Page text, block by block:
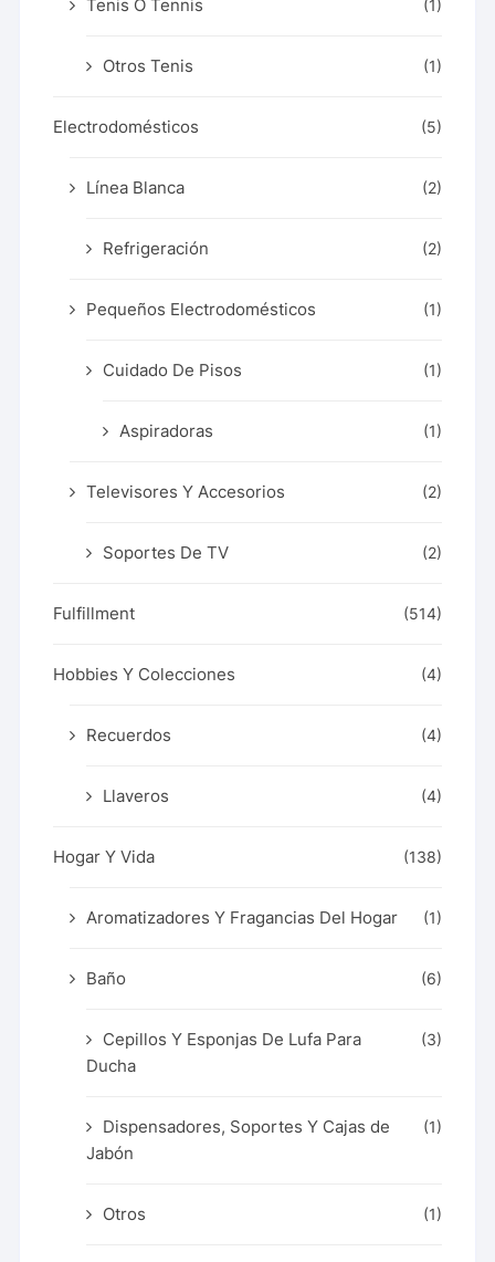
Tenis O Tennis (1)
Otros Tenis (1)
Electrodomésticos (5)
Línea Blanca (2)
Refrigeración (2)
Pequeños Electrodomésticos (1)
Cuidado De Pisos (1)
Aspiradoras (1)
Televisores Y Accesorios (2)
Soportes De TV (2)
Fulfillment (514)
Hobbies Y Colecciones (4)
Recuerdos (4)
Llaveros (4)
Hogar Y Vida (138)
Aromatizadores Y Fragancias Del Hogar (1)
Baño (6)
Cepillos Y Esponjas De Lufa Para
Ducha
(3)
Dispensadores, Soportes Y Cajas de
Jabón
(1)
Otros (1)